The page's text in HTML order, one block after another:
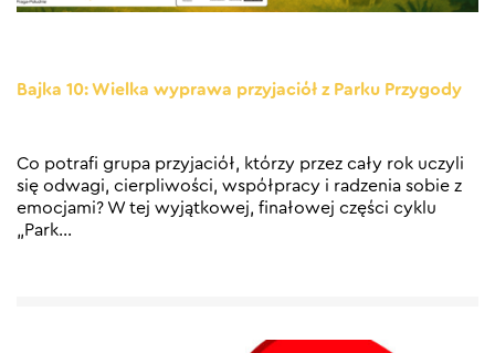
Bajka 10: Wielka wyprawa przyjaciół z Parku Przygody
Co potrafi grupa przyjaciół, którzy przez cały rok uczyli
się odwagi, cierpliwości, współpracy i radzenia sobie z
emocjami? W tej wyjątkowej, finałowej części cyklu
„Park…